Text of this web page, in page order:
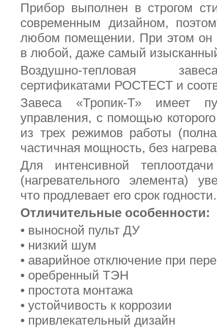
Прибор выполнен в строгом
современным дизайном,
любом помещении. При этом он
в любой, даже самый
Воздушно-тепловая
сертификатами РОСТЕСТ и
Завеса «Тропик-Т» имеет
управления, с помощью
из трех режимов работы
частичная мощность, без
Для интенсивной
(нагревательного элемента)
что продлевает его срок годности.
Отличительные особенности:
• выносной пульт ДУ
• низкий шум
• аварийное отключение при
• оребренный ТЭН
• простота монтажа
• устойчивость к коррозии
• привлекательный дизайн